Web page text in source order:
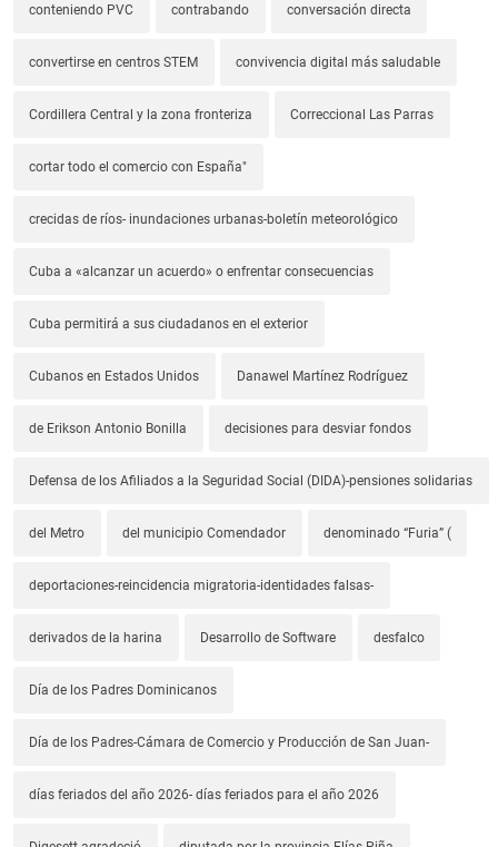
conteniendo PVC contrabando conversación directa
convertirse en centros STEM convivencia digital más saludable
Cordillera Central y la zona fronteriza Correccional Las Parras
cortar todo el comercio con España"
crecidas de ríos- inundaciones urbanas-boletín meteorológico
Cuba a «alcanzar un acuerdo» o enfrentar consecuencias
Cuba permitirá a sus ciudadanos en el exterior
Cubanos en Estados Unidos Danawel Martínez Rodríguez
de Erikson Antonio Bonilla decisiones para desviar fondos
Defensa de los Afiliados a la Seguridad Social (DIDA)-pensiones solidarias
del Metro del municipio Comendador denominado “Furia” (
deportaciones-reincidencia migratoria-identidades falsas-
derivados de la harina Desarrollo de Software desfalco
Día de los Padres Dominicanos
Día de los Padres-Cámara de Comercio y Producción de San Juan-
días feriados del año 2026- días feriados para el año 2026